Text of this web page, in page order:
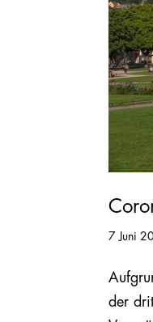
7 Juni
der